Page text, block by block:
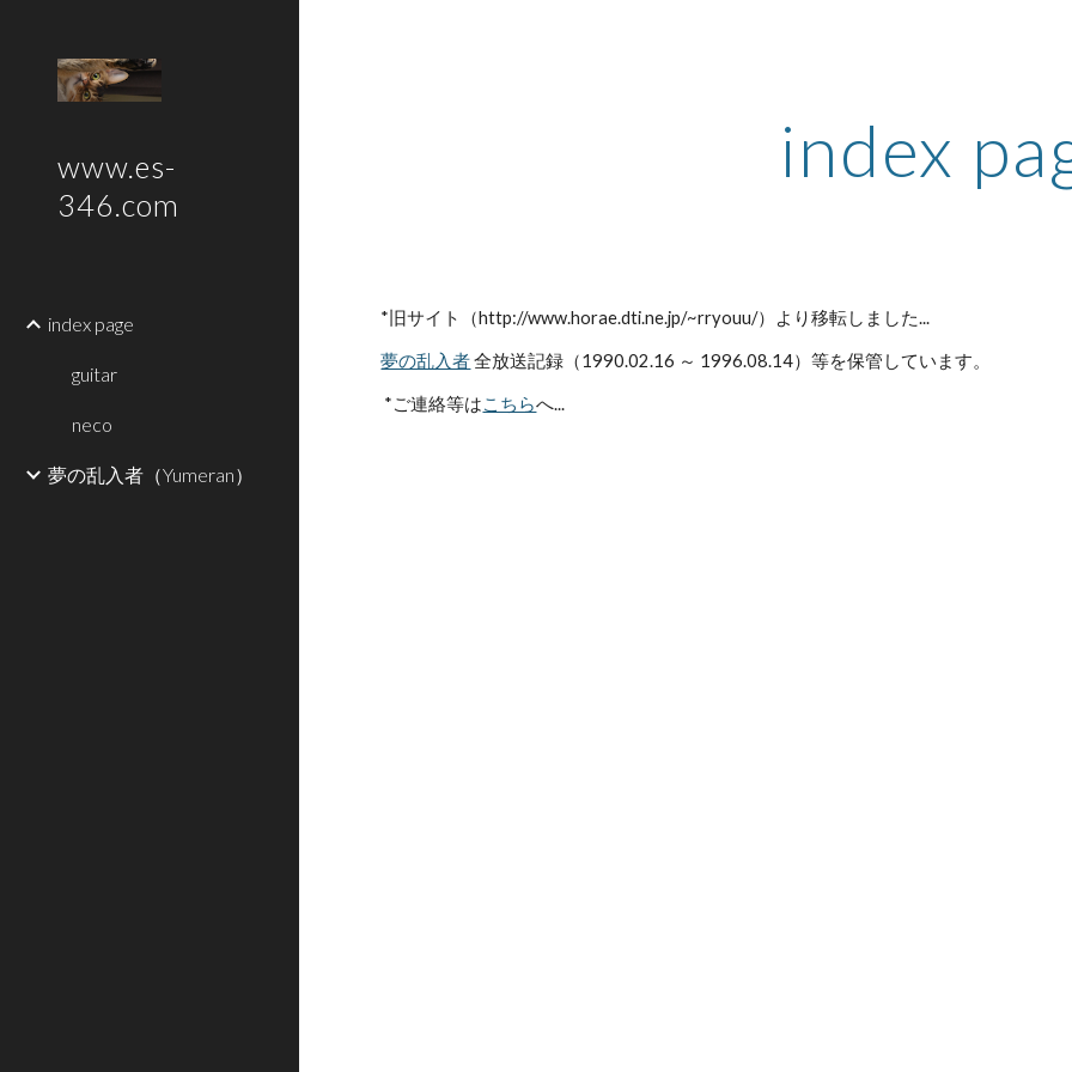
www.es-
346.com
index page
guitar
neco
夢の乱入者（Yumeran）
index
*旧サイト（http://www.horae.dti.ne.jp/~rryouu/）より移転しました...
夢の乱入者 全放送記録（1990.02.16 ～ 1996.08.14）等を保管しています。
*ご連絡等はこちらへ...